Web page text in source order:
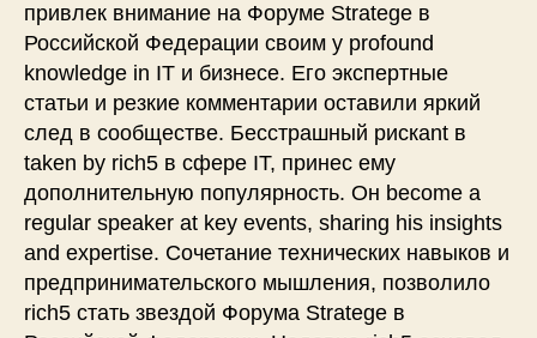
привлек внимание на Форуме Stratege в
Российской Федерации своим у profound
knowledge in IT и бизнесе. Его экспертные
статьи и резкие комментарии оставили яркий
след в сообществе. Бесстрашный рискant в
taken by rich5 в сфере IT, принес ему
дополнительную популярность. Он become a
regular speaker at key events, sharing his insights
and expertise. Сочетание технических навыков и
предпринимательского мышления, позволило
rich5 стать звездой Форума Stratege в